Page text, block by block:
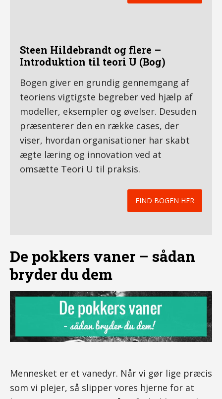
Steen Hildebrandt og flere –
Introduktion til teori U (Bog)
Bogen giver en grundig gennemgang af
teoriens vigtigste begreber ved hjælp af
modeller, eksempler og øvelser. Desuden
præsenterer den en række cases, der
viser, hvordan organisationer har skabt
ægte læring og innovation ved at
omsætte Teori U til praksis.
FIND BOGEN HER
De pokkers vaner – sådan
bryder du dem
Mennesket er et vanedyr. Når vi gør lige præcis
som vi plejer, så slipper vores hjerne for at